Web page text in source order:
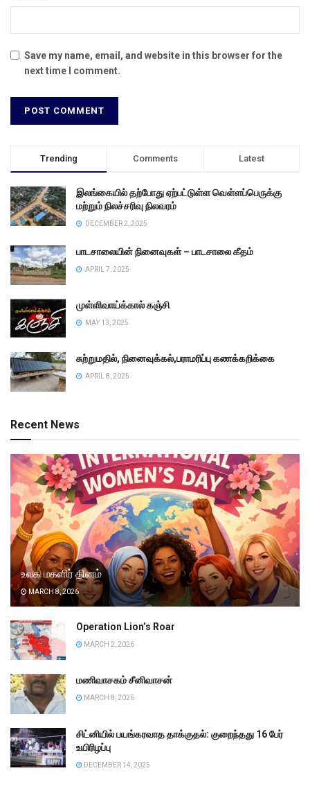
Save my name, email, and website in this browser for the
next time I comment.
Trending Comments Latest
இலங்கையில் தற்போது ஏற்பட்டுள்ள வெள்ளப்பெருக்கு
மற்றும் நிலச்சரிவு நிலவரம்
DECEMBER 2, 2025
பாடசாலையின் நினைவுகள் – பாடசாலை கீதம்
APRIL 7, 2025
முள்ளிவாய்க்கால் கஞ்சி
MAY 13, 2025
சுற்றுமதில், நினைவுக்கல்,பராமரிப்பு கணக்கறிக்கை
APRIL 8, 2025
Recent News
உலக மகளிர் தினம்
MARCH 8, 2026
Operation Lion’s Roar
MARCH 2, 2026
மணிவாசகம் சீனிவாசன்
MARCH 8, 2026
சிட்னியில் பயங்கரவாத தாக்குதல்: குறைந்தது 16 பேர்
உயிரிழப்பு
DECEMBER 14, 2025